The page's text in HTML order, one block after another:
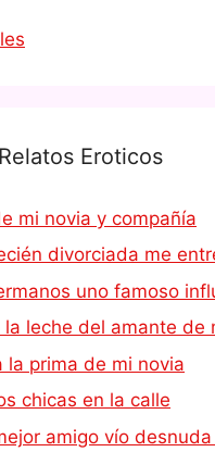
Eroticos
mi novia y compañía
divorciada me
uno famoso
la leche del amante de
la prima de mi novia
chicas en la calle
amigo vío